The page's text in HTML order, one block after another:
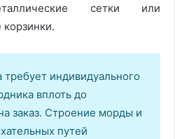
сетки или
требует индивидуального
вплоть до
заказ. Строение морды и
путей